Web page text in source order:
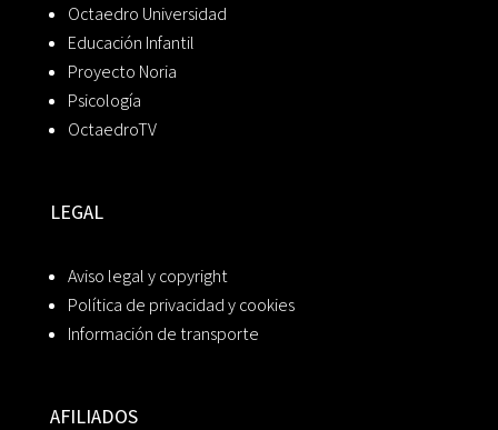
Octaedro Universidad
Educación Infantil
Proyecto Noria
Psicología
OctaedroTV
LEGAL
Aviso legal y copyright
Política de privacidad y cookies
Información de transporte
AFILIADOS